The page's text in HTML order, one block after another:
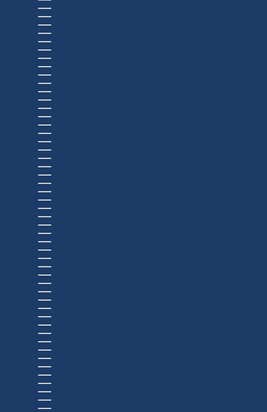
HUNGARY (USD $)
ICELAND (USD $)
INDIA (USD $)
INDONESIA (USD $)
IRAQ (USD $)
IRELAND (USD $)
ISLE OF MAN (USD $)
ISRAEL (USD $)
ITALY (USD $)
JAMAICA (USD $)
JAPAN (USD $)
JERSEY (USD $)
JORDAN (USD $)
KAZAKHSTAN (USD $)
KENYA (USD $)
KIRIBATI (USD $)
KOSOVO (USD $)
KUWAIT (USD $)
KYRGYZSTAN (USD $)
LAOS (USD $)
LATVIA (USD $)
LEBANON (USD $)
LESOTHO (USD $)
LIBERIA (USD $)
LIBYA (USD $)
LIECHTENSTEIN (USD $)
LITHUANIA (USD $)
LUXEMBOURG (USD $)
MACAO SAR (USD $)
MADAGASCAR (USD $)
MALAWI (USD $)
MALAYSIA (USD $)
MALDIVES (USD $)
MALI (USD $)
MALTA (USD $)
MARTINIQUE (USD $)
MAURITANIA (USD $)
MAURITIUS (USD $)
MAYOTTE (USD $)
MEXICO (USD $)
MOLDOVA (USD $)
MONACO (USD $)
MONGOLIA (USD $)
MONTENEGRO (USD $)
MONTSERRAT (USD $)
MOROCCO (USD $)
MOZAMBIQUE (USD $)
MYANMAR (BURMA) (USD $)
NAMIBIA (USD $)